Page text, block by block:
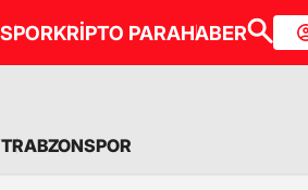
SPORKRİPTO PARAHABER
TRABZONSPOR